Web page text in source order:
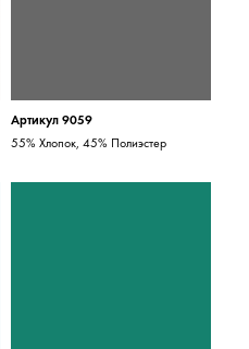
Артикул 9059
55% Хлопок, 45% Полиэстер